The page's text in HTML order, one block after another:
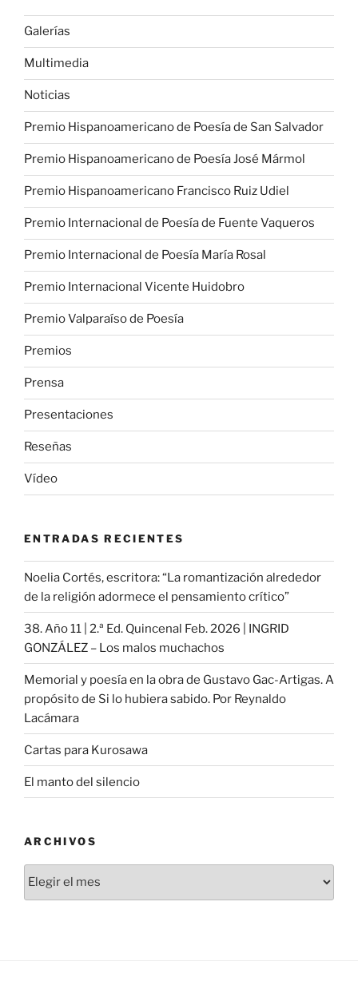
Galerías
Multimedia
Noticias
Premio Hispanoamericano de Poesía de San Salvador
Premio Hispanoamericano de Poesía José Mármol
Premio Hispanoamericano Francisco Ruiz Udiel
Premio Internacional de Poesía de Fuente Vaqueros
Premio Internacional de Poesía María Rosal
Premio Internacional Vicente Huidobro
Premio Valparaíso de Poesía
Premios
Prensa
Presentaciones
Reseñas
Vídeo
ENTRADAS RECIENTES
Noelia Cortés, escritora: “La romantización alrededor
de la religión adormece el pensamiento crítico”
38. Año 11 | 2.ª Ed. Quincenal Feb. 2026 | INGRID
GONZÁLEZ – Los malos muchachos
Memorial y poesía en la obra de Gustavo Gac-Artigas. A
propósito de Si lo hubiera sabido. Por Reynaldo
Lacámara
Cartas para Kurosawa
El manto del silencio
ARCHIVOS